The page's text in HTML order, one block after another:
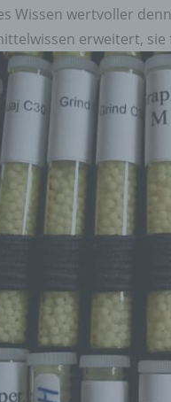
Wissen wertvoller
erweitert,